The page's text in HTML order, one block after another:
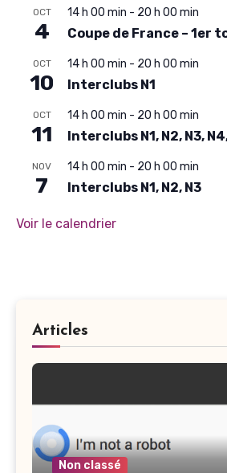
OCT
4
14 h 00 min - 20 h 00 min
Coupe de France – 1er
OCT
10
14 h 00 min - 20 h 00 min
Interclubs N1
OCT
11
14 h 00 min - 20 h 00 min
Interclubs N1, N2, N3,
NOV
7
14 h 00 min - 20 h 00 min
Interclubs N1, N2, N3
Voir le calendrier
Articles
Non classé